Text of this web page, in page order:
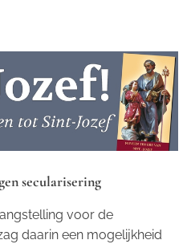
secularisering
voor de
daarin een mogelijkheid